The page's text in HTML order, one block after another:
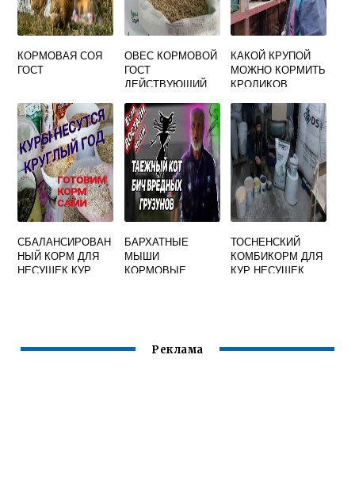
КОРМОВАЯ СОЯ
ГОСТ
ОВЕС КОРМОВОЙ
ГОСТ
ДЕЙСТВУЮЩИЙ
КАКОЙ КРУПОЙ
МОЖНО КОРМИТЬ
КРОЛИКОВ
СБАЛАНСИРОВАН
НЫЙ КОРМ ДЛЯ
НЕСУШЕК КУР
БАРХАТНЫЕ
МЫШИ
КОРМОВЫЕ
ТОСНЕНСКИЙ
КОМБИКОРМ ДЛЯ
КУР НЕСУШЕК
Реклама